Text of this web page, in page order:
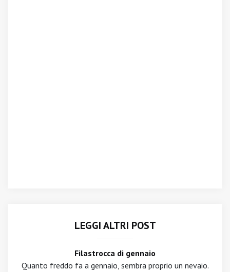
LEGGI ALTRI POST
Filastrocca di gennaio
Quanto freddo fa a gennaio, sembra proprio un nevaio.